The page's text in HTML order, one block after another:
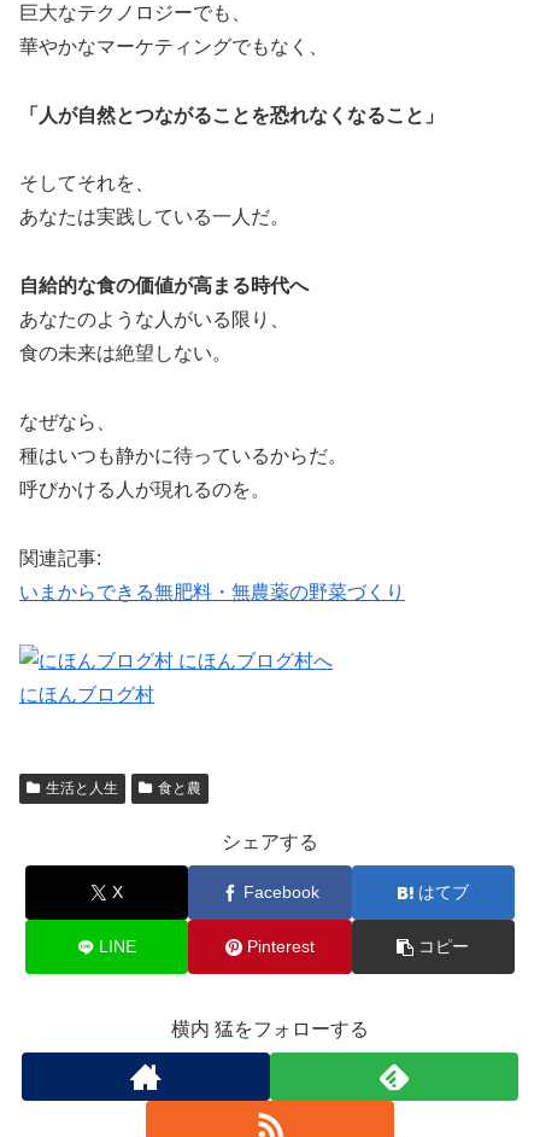
巨大なテクノロジーでも、
華やかなマーケティングでもなく、
「人が自然とつながることを恐れなくなること」
そしてそれを、
あなたは実践している一人だ。
自給的な食の価値が高まる時代へ
あなたのような人がいる限り、
食の未来は絶望しない。
なぜなら、
種はいつも静かに待っているからだ。
呼びかける人が現れるのを。
関連記事:
いまからできる無肥料・無農薬の野菜づくり
にほんブログ村
生活と人生 食と農
シェアする
X Facebook はてブ
LINE Pinterest コピー
横内 猛をフォローする